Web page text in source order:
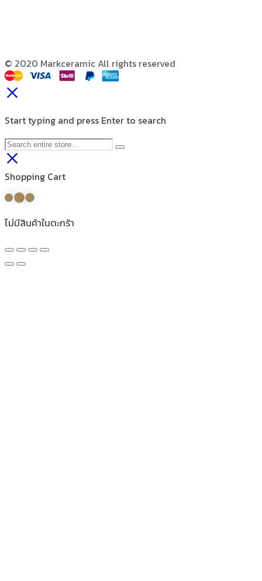
© 2020 Markceramic All rights reserved
Start typing and press Enter to search
Shopping Cart
ไม่มีสินค้าในตะกร้า